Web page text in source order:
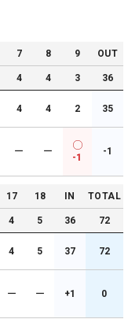
7 8 9 OUT
4 4 3 36
4 4 2 35
ー ー
-1
-1
17 18 IN TOTAL
4 5 36 72
4 5 37 72
ー ー +1 0